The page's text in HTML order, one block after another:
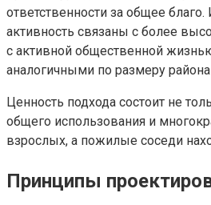
ответственности за общее
активность связаны с более
с активной общественной
аналогичными по размеру
Ценность подхода состоит не
общего использования и
взрослых, а пожилые соседи
Принципы